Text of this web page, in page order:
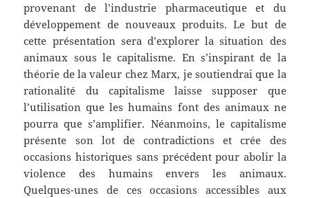
provenant de l’industrie pharmaceutique et du
développement de nouveaux produits. Le but de
cette présentation sera d’explorer la situation des
animaux sous le capitalisme. En s’inspirant de la
théorie de la valeur chez Marx, je soutiendrai que la
rationalité du capitalisme laisse supposer que
l’utilisation que les humains font des animaux ne
pourra que s’amplifier. Néanmoins, le capitalisme
présente son lot de contradictions et crée des
occasions historiques sans précédent pour abolir la
violence des humains envers les animaux.
Quelques-unes de ces occasions accessibles aux